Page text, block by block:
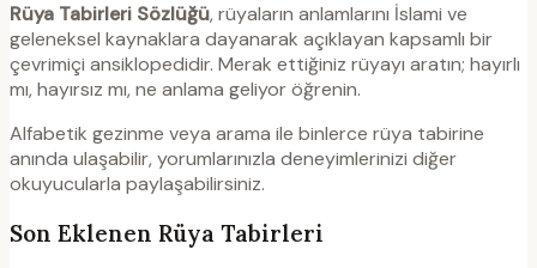
Rüya Tabirleri Sözlüğü, rüyaların anlamlarını İslami ve
geleneksel kaynaklara dayanarak açıklayan kapsamlı bir
çevrimiçi ansiklopedidir. Merak ettiğiniz rüyayı aratın; hayırlı
mı, hayırsız mı, ne anlama geliyor öğrenin.
Alfabetik gezinme veya arama ile binlerce rüya tabirine
anında ulaşabilir, yorumlarınızla deneyimlerinizi diğer
okuyucularla paylaşabilirsiniz.
Son Eklenen Rüya Tabirleri